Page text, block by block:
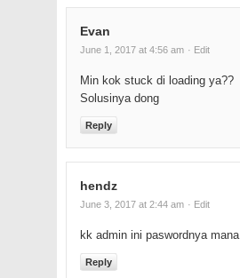
Evan
June 1, 2017 at 4:56 am · Edit
Min kok stuck di loading ya??
Solusinya dong
Reply
hendz
June 3, 2017 at 2:44 am · Edit
kk admin ini paswordnya mana
Reply